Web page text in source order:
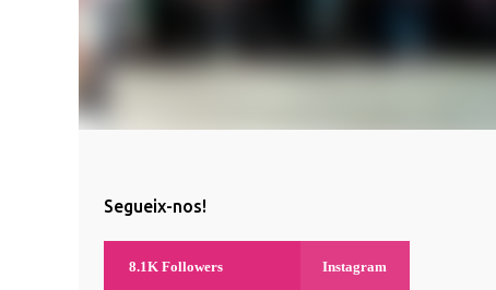
Segueix-nos!
8.1K Followers Instagram